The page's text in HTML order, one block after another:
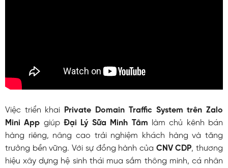
Việc triển khai Private Domain Traffic System trên Zalo
Mini App giúpĐại Lý Sữa Minh Tâm làm chủ kênh bán
hàng riêng, nâng cao trải nghiệm khách hàng và tăng
trưởng bền vững. Với sự đồng hành của CNV CDP, thương
hiệu xây dựng hệ sinh thái mua sắm thông minh, cá nhân